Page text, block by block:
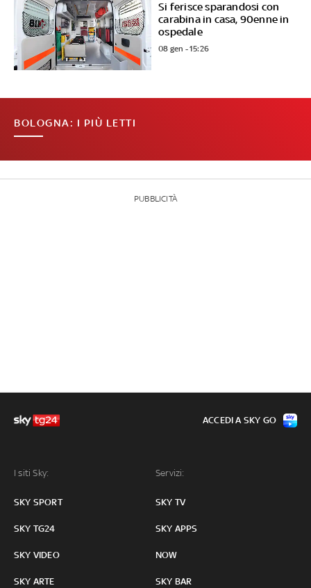
Si ferisce sparandosi con
carabina in casa, 90enne in
ospedale
08 gen - 15:26
BOLOGNA: I PIÙ LETTI
PUBBLICITÀ
I siti Sky:
SKY SPORT
SKY TG24
SKY VIDEO
SKY ARTE
Servizi:
SKY TV
SKY APPS
NOW
SKY BAR
ACCEDI A SKY GO